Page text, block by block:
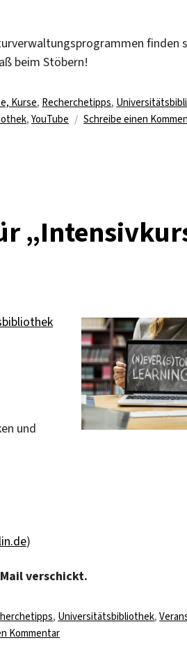
finden
beim Stöbern!
Kurse, Recherchetipps,
, YouTube Schreibe einen
und
)
verschickt.
, Universitätsbibliothek,
Kommentarzu